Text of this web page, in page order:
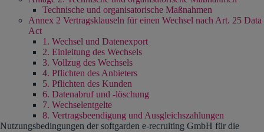
Technische und organisatorische Maßnahmen
Annex 2 Vertragsklauseln für einen Wechsel nach Art. 25 Data
Act
1. Wechsel und Datenexport
2. Einleitung des Wechsels
3. Vollzug des Wechsels
4. Pflichten des Anbieters
5. Pflichten des Kunden
6. Datenabruf und -löschung
7. Wechselentgelte
8. Vertragsbeendigung und Ausgleichszahlungen
Nutzungsbedingungen der softgarden e-recruiting GmbH für die